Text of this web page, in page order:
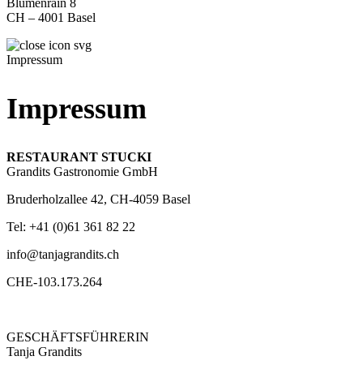
CH – 4001 Basel
Impressum
Impressum
RESTAURANT STUCKI
Grandits Gastronomie GmbH
Bruderholzallee 42, CH-4059 Basel
Tel: +41 (0)61 361 82 22
info@tanjagrandits.ch
CHE-103.173.264
GESCHÄFTSFÜHRERIN
Tanja Grandits